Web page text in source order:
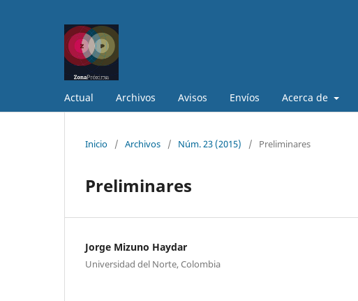
Actual Archivos Avisos Envíos Acerca de
Inicio / Archivos / Núm. 23 (2015) / Preliminares
Preliminares
Jorge Mizuno Haydar
Universidad del Norte, Colombia